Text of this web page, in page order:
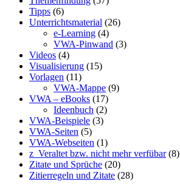
Tipps (6)
Unterrichtsmaterial (26)
e-Learning (4)
VWA-Pinwand (3)
Videos (4)
Visualisierung (15)
Vorlagen (11)
VWA-Mappe (9)
VWA – eBooks (17)
Ideenbuch (2)
VWA-Beispiele (3)
VWA-Seiten (5)
VWA-Webseiten (1)
z_Veraltet bzw. nicht mehr verfübar(8)
Zitate und Sprüche (20)
Zitierregeln und Zitate (28)